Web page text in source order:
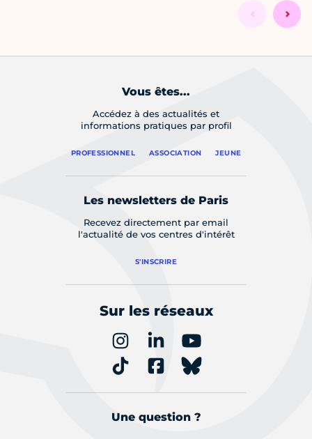
Vous êtes...
Accédez à des actualités et
informations pratiques par profil
PROFESSIONNEL ASSOCIATION JEUNE
Les newsletters de Paris
Recevez directement par email
l'actualité de vos centres d'intérêt
S'INSCRIRE
Sur les réseaux
Une question ?